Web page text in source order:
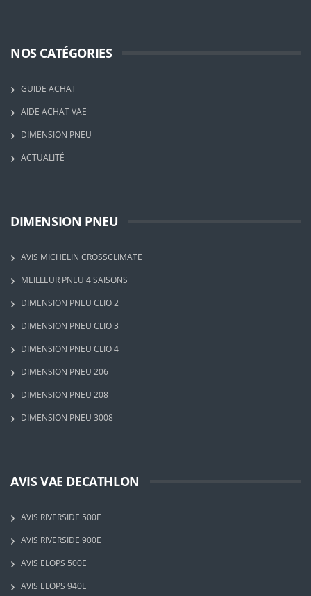
NOS CATÉGORIES
GUIDE ACHAT
AIDE ACHAT VAE
DIMENSION PNEU
ACTUALITÉ
DIMENSION PNEU
AVIS MICHELIN CROSSCLIMATE
MEILLEUR PNEU 4 SAISONS
DIMENSION PNEU CLIO 2
DIMENSION PNEU CLIO 3
DIMENSION PNEU CLIO 4
DIMENSION PNEU 206
DIMENSION PNEU 208
DIMENSION PNEU 3008
AVIS VAE DECATHLON
AVIS RIVERSIDE 500E
AVIS RIVERSIDE 900E
AVIS ELOPS 500E
AVIS ELOPS 940E